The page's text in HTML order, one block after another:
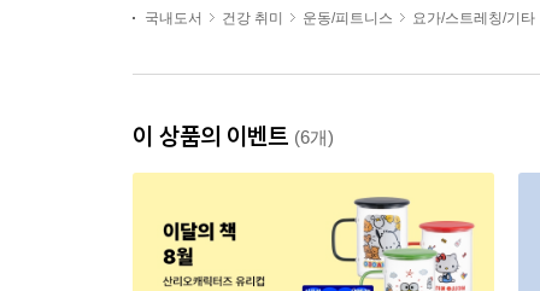
국내도서 건강 취미 운동/피트니스 요가/스트레칭/기타
이 상품의 이벤트 (6개)